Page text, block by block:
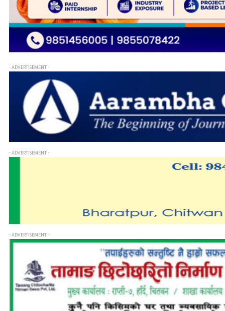
- ADVERTISEMENT -
- ADVERTISEMENT -
- ADVERTISEMENT -